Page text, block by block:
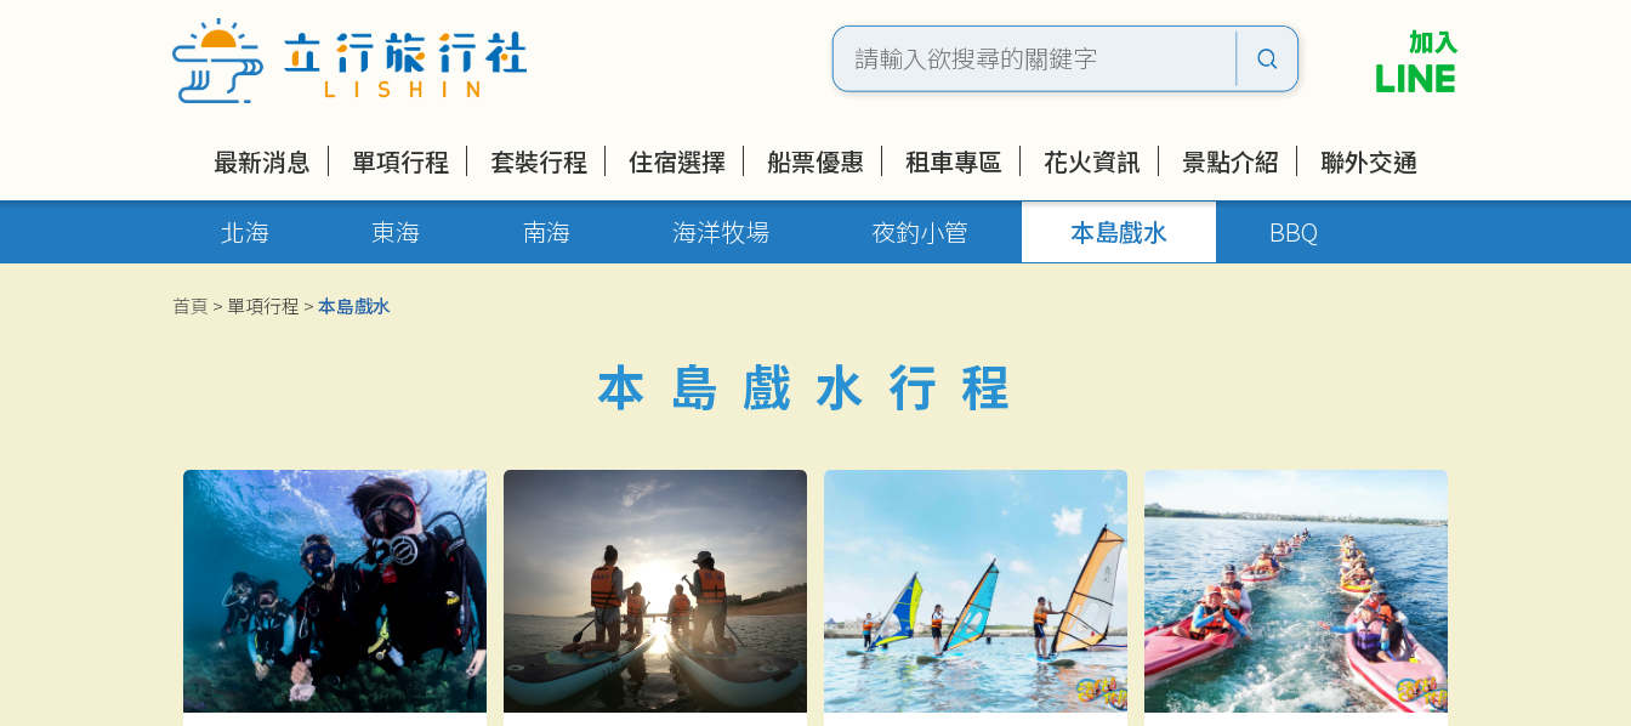
最新消息 單項行程 套裝行程 住宿選擇 船票優惠 租車專區 花火資訊 景點介紹
聯外交通
北海
東海 南海 海洋牧場 夜釣小管 本島戲水 BBQ
首頁 > 單項行程 >本島戲水
本島戲水行程